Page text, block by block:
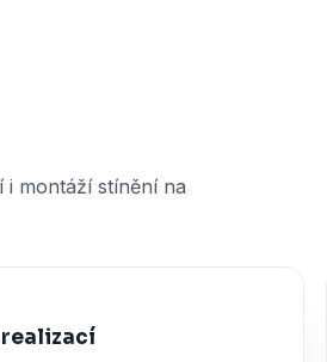
i montáží stínění na